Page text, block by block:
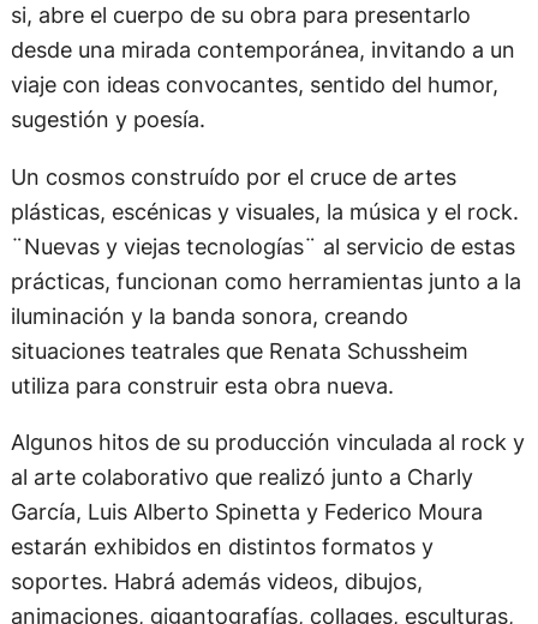
si, abre el cuerpo de su obra para presentarlo
desde una mirada contemporánea, invitando a un
viaje con ideas convocantes, sentido del humor,
sugestión y poesía.
Un cosmos construído por el cruce de artes
plásticas, escénicas y visuales, la música y el rock.
¨Nuevas y viejas tecnologías¨ al servicio de estas
prácticas, funcionan como herramientas junto a la
iluminación y la banda sonora, creando
situaciones teatrales que Renata Schussheim
utiliza para construir esta obra nueva.
Algunos hitos de su producción vinculada al rock y
al arte colaborativo que realizó junto a Charly
García, Luis Alberto Spinetta y Federico Moura
estarán exhibidos en distintos formatos y
soportes. Habrá además videos, dibujos,
animaciones, gigantografías, collages, esculturas,